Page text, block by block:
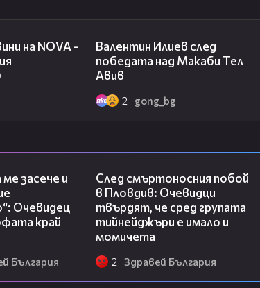
на NOVA -
Валентин Илиев след
победата над Макаби Тел
Авив
2 gong_bg
засече и
Очевидец
край
България
След смъртоносния побой
в Пловдив: Очевидци
твърдят, че сред групата
тийнейджъри е имало и
момичета
2 Здравей България